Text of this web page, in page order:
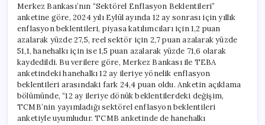
Merkez Bankası’nın “Sektörel Enflasyon Beklentileri”
anketine göre, 2024 yılı Eylül ayında 12 ay sonrası için yıllık
enflasyon beklentileri, piyasa katılımcıları için 1,2 puan
azalarak yüzde 27,5, reel sektör için 2,7 puan azalarak yüzde
51,1, hanehalkı için ise 1,5 puan azalarak yüzde 71,6 olarak
kaydedildi. Bu verilere göre, Merkez Bankası ile TEBA
anketindeki hanehalkı 12 ay ileriye yönelik enflasyon
beklentileri arasındaki fark 24,4 puan oldu. Anketin açıklama
bölümünde, “12 ay ileriye dönük beklentilerdeki değişim,
TCMB’nin yayımladığı sektörel enflasyon beklentileri
anketiyle uyumludur. TCMB anketinde de hanehalkı